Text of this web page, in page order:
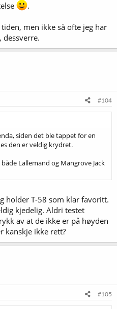
.
men ikke så ofte jeg har
#104
siden det ble tappet for en
den er veldig krydret.
Lallemand og Mangrove Jack
holder T-58 som klar favoritt.
kjedelig. Aldri testet
av at de ikke er på høyden
kanskje ikke rett?
#105